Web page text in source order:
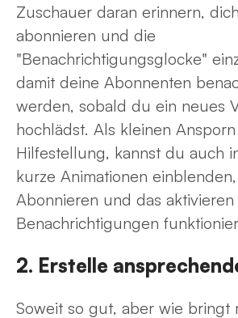
Zuschauer daran erinnern,
abonnieren und die
"Benachrichtigungsglocke"
damit deine Abonnenten
werden, sobald du ein neues
hochlädst. Als kleinen
Hilfestellung, kannst du auch
kurze Animationen
Abonnieren und das
Benachrichtigungen
2. Erstelle
Soweit so gut, aber wie bringt